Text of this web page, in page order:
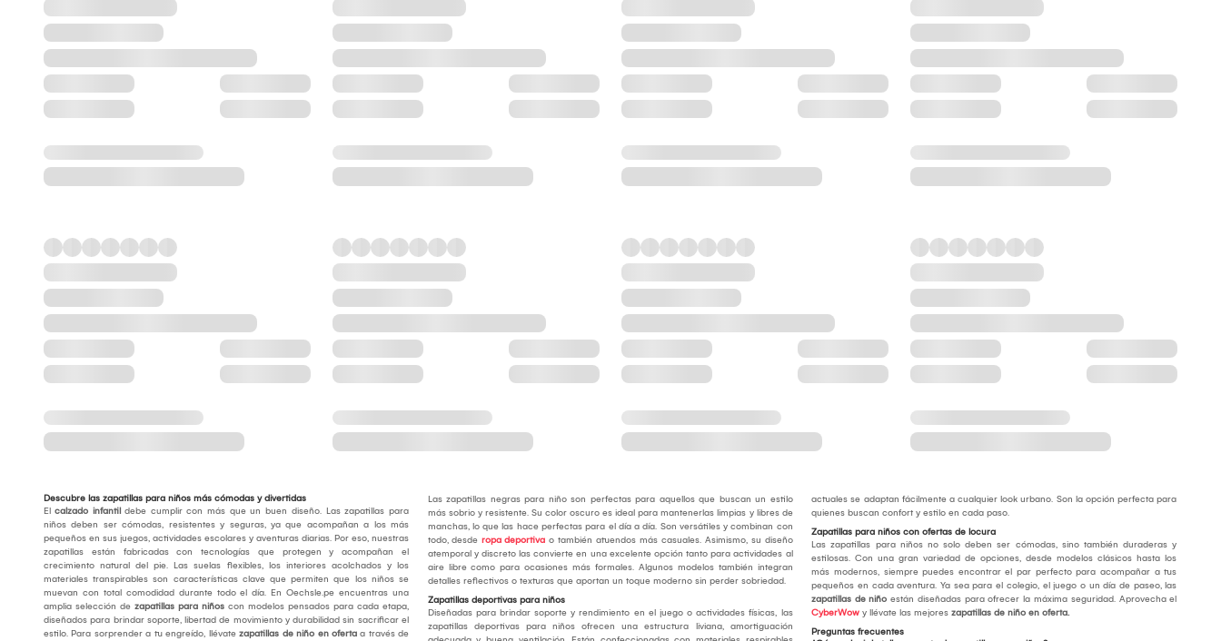
Descubre las zapatillas para niños más cómodas y divertidas
El calzado infantil debe cumplir con más que un buen diseño. Las zapatillas para
niños deben ser cómodas, resistentes y seguras, ya que acompañan a los más
pequeños en sus juegos, actividades escolares y aventuras diarias. Por eso, nuestras
zapatillas están fabricadas con tecnologías que protegen y acompañan el
crecimiento natural del pie. Las suelas flexibles, los interiores acolchados y los
materiales transpirables son características clave que permiten que los niños se
muevan con total comodidad durante todo el día. En Oechsle.pe encuentras una
amplia selección de zapatillas para niños con modelos pensados para cada etapa,
diseñados para brindar soporte, libertad de movimiento y durabilidad sin sacrificar el
estilo. Para sorprender a tu engreído, llévate zapatillas de niño en oferta a través de
Las zapatillas negras para niño son perfectas para aquellos que buscan un estilo
más sobrio y resistente. Su color oscuro es ideal para mantenerlas limpias y libres de
manchas, lo que las hace perfectas para el día a día. Son versátiles y combinan con
todo, desde ropa deportivao también atuendos más casuales. Asimismo, su diseño
atemporal y discreto las convierte en una excelente opción tanto para actividades al
aire libre como para ocasiones más formales. Algunos modelos también integran
detalles reflectivos o texturas que aportan un toque moderno sin perder sobriedad.
Zapatillas deportivas para niños
Diseñadas para brindar soporte y rendimiento en el juego o actividades físicas, las
zapatillas deportivas para niños ofrecen una estructura liviana, amortiguación
actuales se adaptan fácilmente a cualquier look urbano. Son la opción perfecta para
quienes buscan confort y estilo en cada paso.
Zapatillas para niños con ofertas de locura
Las zapatillas para niños no solo deben ser cómodas, sino también duraderas y
estilosas. Con una gran variedad de opciones, desde modelos clásicos hasta los
más modernos, siempre puedes encontrar el par perfecto para acompañar a tus
pequeños en cada aventura. Ya sea para el colegio, el juego o un día de paseo, las
zapatillas de niño están diseñadas para ofrecer la máxima seguridad. Aprovecha el
CyberWow y llévate las mejoreszapatillas de niño en oferta.
Preguntas frecuentes